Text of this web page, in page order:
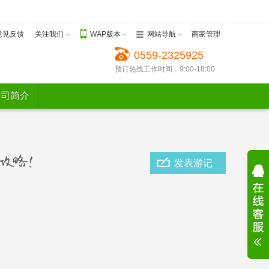
见反馈 关注我们 WAP版本 网站导航
商家管理
0559-2325925
预订热线工作时间：9:00-18:00
简介
发表游记